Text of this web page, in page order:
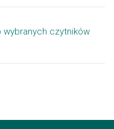
wybranych czytników